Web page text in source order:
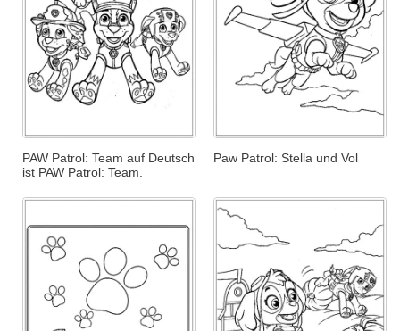
PAW Patrol: Team auf Deutsch
ist PAW Patrol: Team.
Paw Patrol: Stella und Vol